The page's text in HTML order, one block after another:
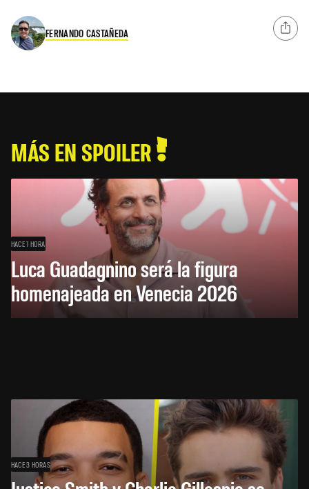
FERNANDO CASTAÑEDA
MÁS EN SPOILER
HACE 1 HORA
Luca Guadagnino será la figura
homenajeada en Venecia 2026
HACE 3 HORAS